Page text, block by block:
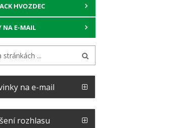
HVOZDEC
NA E-MAIL
na e-mail
rozhlasu